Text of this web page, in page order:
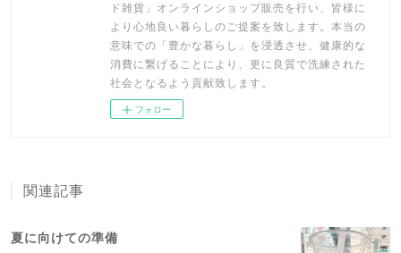
ド雑貨」オンラインショップ販売を行い、皆様に
より心地良い暮らしのご提案を致します。本当の
意味での「豊かな暮らし」を浸透させ、健康的な
消費に繋げることにより、更に良質で洗練された
社会となるよう貢献致します。
フォロー
関連記事
夏に向けての準備